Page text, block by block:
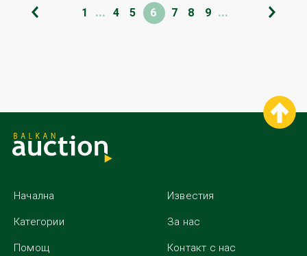
1 ... 4 5 6 7 8 9 ...
Начална
Категории
Помощ
Известия
За нас
Контакт с нас